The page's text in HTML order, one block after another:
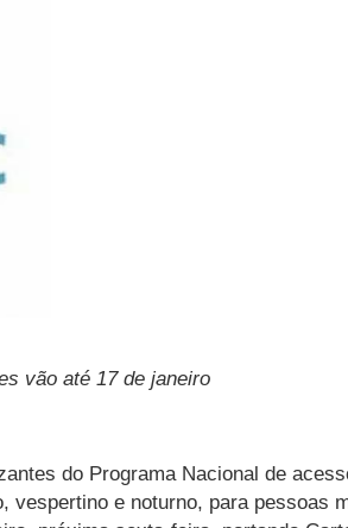
vão até 17 de janeiro
do Programa Nacional de
e noturno, para pessoas